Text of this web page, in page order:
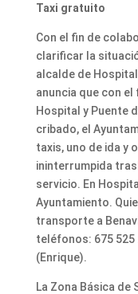
Taxi gratuito
Con el fin de
clarificar la
alcalde de
anuncia que con
Hospital y Puente
cribado, el
taxis, uno de ida y
ininterrumpida
servicio. En
Ayuntamiento.
transporte a
teléfonos: 675 525
(Enrique).
La Zona Básica de